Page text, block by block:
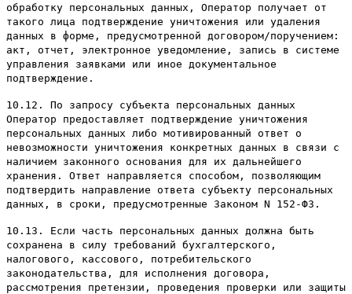
обработку персональных данных, Оператор получает от
такого лица подтверждение уничтожения или удаления
данных в форме, предусмотренной договором/поручением:
акт, отчет, электронное уведомление, запись в системе
управления заявками или иное документальное
подтверждение.
10.12. По запросу субъекта персональных данных
Оператор предоставляет подтверждение уничтожения
персональных данных либо мотивированный ответ о
невозможности уничтожения конкретных данных в связи с
наличием законного основания для их дальнейшего
хранения. Ответ направляется способом, позволяющим
подтвердить направление ответа субъекту персональных
данных, в сроки, предусмотренные Законом N 152-ФЗ.
10.13. Если часть персональных данных должна быть
сохранена в силу требований бухгалтерского,
налогового, кассового, потребительского
законодательства, для исполнения договора,
рассмотрения претензии, проведения проверки или защиты